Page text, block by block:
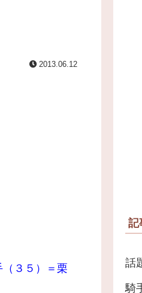
2013.06.12
３５）＝栗
記
話
騎